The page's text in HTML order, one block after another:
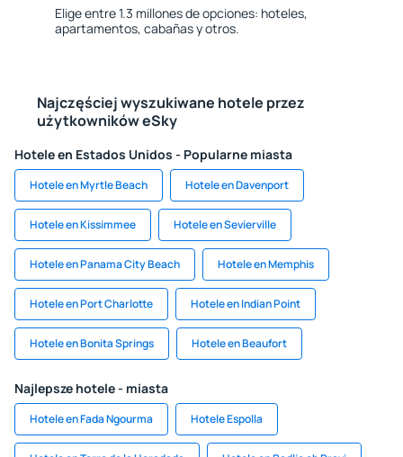
Elige entre 1.3 millones de opciones: hoteles,
apartamentos, cabañas y otros.
Najczęściej wyszukiwane hotele przez
użytkowników eSky
Hotele en Estados Unidos - Popularne miasta
Hotele en Myrtle Beach Hotele en Davenport
Hotele en Kissimmee Hotele en Sevierville
Hotele en Panama City Beach Hotele en Memphis
Hotele en Port Charlotte Hotele en Indian Point
Hotele en Bonita Springs Hotele en Beaufort
Najlepsze hotele - miasta
Hotele en Fada Ngourma Hotele Espolla